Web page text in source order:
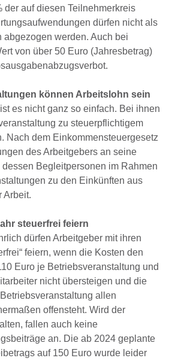
der auf diesen Teilnehmerkreis
dürfen nicht als
abgezogen werden. Auch bei
von über 50 Euro (Jahresbetrag)
können Arbeitslohn sein
es nicht ganz so einfach. Bei ihnen
zu steuerpflichtigem
Nach dem Einkommensteuergesetz
des Arbeitgebers an seine
Begleitpersonen im Rahmen
zu den Einkünften aus
Arbeit.
steuerfrei feiern
dürfen Arbeitgeber mit ihren
feiern, wenn die Kosten den
Euro je Betriebsveranstaltung und
nicht übersteigen und die
allen
offensteht. Wird der
fallen auch keine
an. Die ab 2024 geplante
auf 150 Euro wurde leider